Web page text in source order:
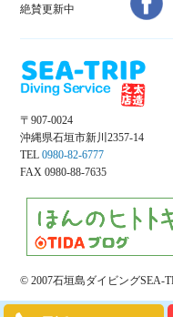
絶賛更新中
〒907-0024
沖縄県石垣市新川2357-14
TEL 0980-82-6777
FAX 0980-88-7635
© 2007石垣島ダイビングSEA-